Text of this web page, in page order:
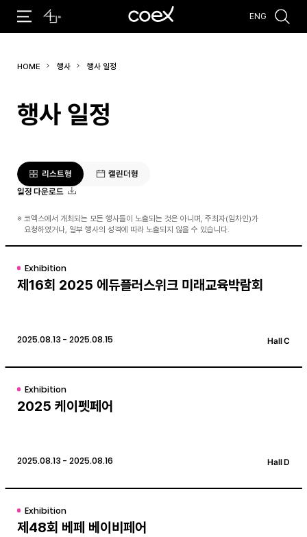
#코엑스 전시 #행사
ENG
HOME 행사 행사 일정
행사 일정
리스트형
캘린더형
일정 다운로드
※ 코엑스에서 개최되는 모든 행사들이 노출되는 것은 아니며, 주최자(임차인)가
요청하였거나, 일부 행사의 성격에 따라 노출되지 않을 수 있습니다.
Exhibition
제16회 2025 에듀플러스위크 미래교육박람회
2025.08.13 - 2025.08.15 Hall C
Exhibition
2025 케이펫페어
2025.08.13 - 2025.08.16 Hall D
Exhibition
제48회 베페 베이비페어